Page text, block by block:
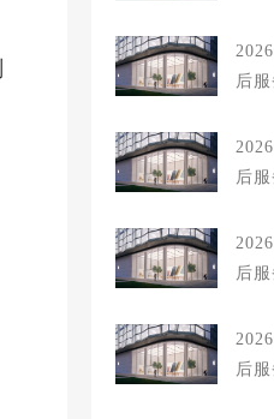
对
后
对
后
对
后
对
后